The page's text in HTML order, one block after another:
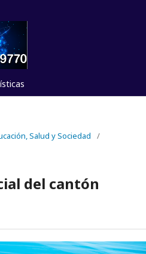
Salud y Sociedad
/
del cantón